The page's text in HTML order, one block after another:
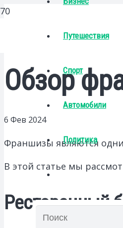
Путешествия
Спорт
Автомобили
Политика
Обзор
6 Фев 2024
Франшизы являются
В этой статье мы
Ресторанный